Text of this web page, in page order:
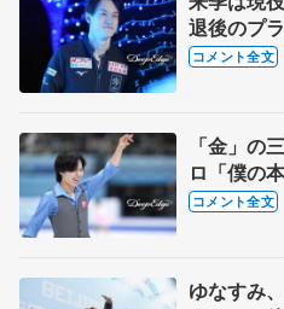
退後のプ
と、もう
コメント全文
「金」の
ロ「僕の
ピックの
コメント全文
ゆなすみ